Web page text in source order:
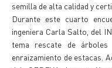
semilla de alta calidad y
Durante este cuarto
ingeniera Carla Salto, del
tema rescate de
enraizamiento de estacas.